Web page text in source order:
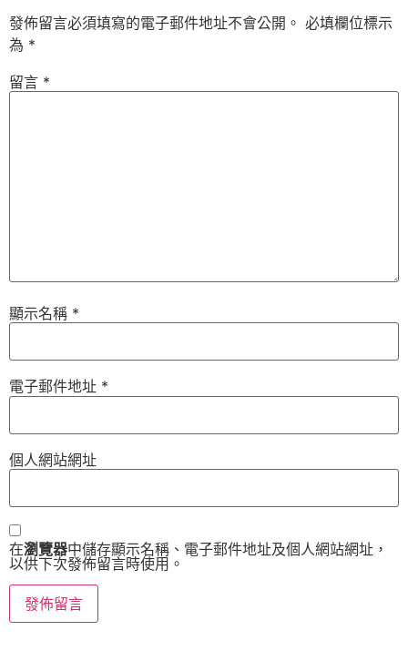
發佈留言必須填寫的電子郵件地址不會公開。 必填欄位標示
為 *
留言 *
顯示名稱 *
電子郵件地址 *
個人網站網址
在瀏覽器中儲存顯示名稱、電子郵件地址及個人網站網址，
以供下次發佈留言時使用。